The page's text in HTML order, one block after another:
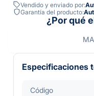
Vendido y enviado por:
Garantía del producto:
¿Por qué
Especificaciones
Código